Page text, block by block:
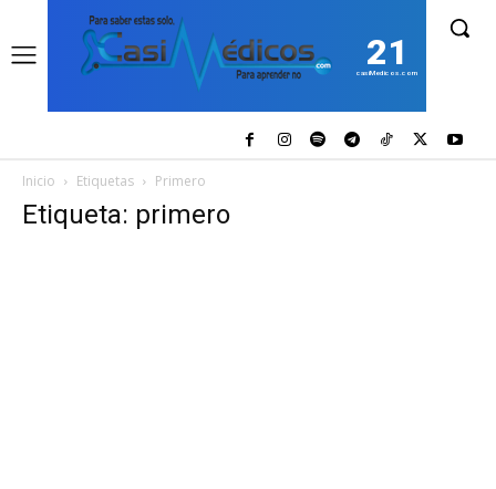
21
casiMedicos.com
Inicio Etiquetas Primero
Etiqueta: primero